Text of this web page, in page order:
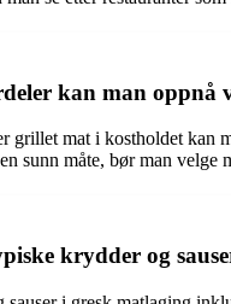
kan man oppnå
grillet mat i kostholdet kan
sunn måte, bør man velge
krydder og